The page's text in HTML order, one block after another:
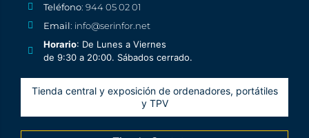
Teléfono: 944 05 02 01
Email: info@serinfor.net
Horario: De Lunes a Viernes
de 9:30 a 20:00. Sábados cerrado.
Tienda central y exposición de ordenadores, portátiles
y TPV